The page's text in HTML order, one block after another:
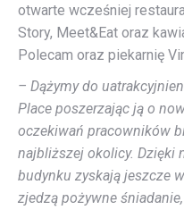
otwarte wcześniej
Story, Meet&Eat oraz
Polecam oraz piekarnię
– Dążymy do
Place poszerzając ją o
oczekiwań pracowników
najbliższej okolicy. Dzięki
budynku zyskają jeszcze
zjedzą pożywne